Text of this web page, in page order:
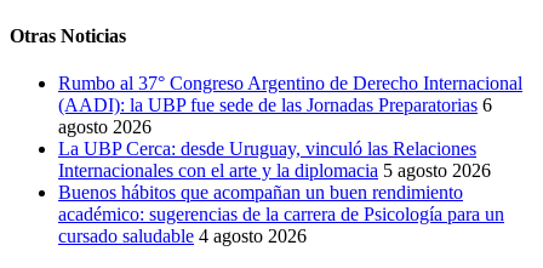
Otras Noticias
Rumbo al 37° Congreso Argentino de Derecho Internacional
(AADI): la UBP fue sede de las Jornadas Preparatorias 6
agosto 2026
La UBP Cerca: desde Uruguay, vinculó las Relaciones
Internacionales con el arte y la diplomacia 5 agosto 2026
Buenos hábitos que acompañan un buen rendimiento
académico: sugerencias de la carrera de Psicología para un
cursado saludable 4 agosto 2026